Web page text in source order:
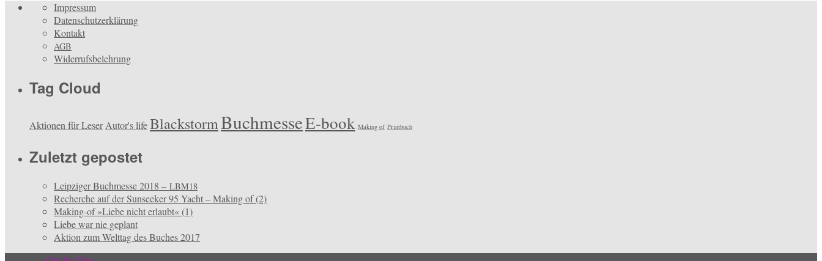
Impressum
Datenschutzerklärung
Kontakt
AGB
Widerrufsbelehrung
Tag Cloud
Aktionen für Leser Autor's lifeBlackstormBuchmesseE-book Making of Printbuch
Zuletzt gepostet
Leipziger Buchmesse 2018 – LBM18
Recherche auf der Sunseeker 95 Yacht – Making of (2)
Making-of »Liebe nicht erlaubt« (1)
Liebe war nie geplant
Aktion zum Welttag des Buches 2017